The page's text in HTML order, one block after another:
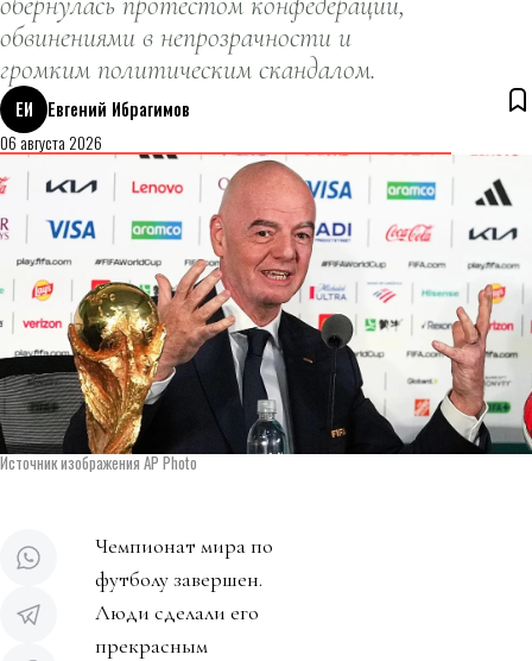
обвинениями в непрозрачности и
громким политическим скандалом.
ЕИ
Евгений Ибрагимов
06 августа 2026
Источник изображения AP Photo
Чемпионат мира по
футболу завершен.
Люди сделали его
прекрасным